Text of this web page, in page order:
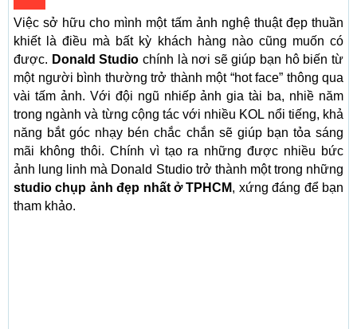
Việc sở hữu cho mình một tấm ảnh nghệ thuật đẹp thuần
khiết là điều mà bất kỳ khách hàng nào cũng muốn có
được. Donald Studio chính là nơi sẽ giúp bạn hô biến từ
một người bình thường trở thành một “hot face” thông qua
vài tấm ảnh. Với đội ngũ nhiếp ảnh gia tài ba, nhiề năm
trong ngành và từng cộng tác với nhiều KOL nổi tiếng, khả
năng bắt góc nhạy bén chắc chắn sẽ giúp bạn tỏa sáng
mãi không thôi. Chính vì tạo ra những được nhiều bức
ảnh lung linh mà Donald Studio trở thành một trong những
studio chụp ảnh đẹp nhất ở TPHCM, xứng đáng để bạn
tham khảo.